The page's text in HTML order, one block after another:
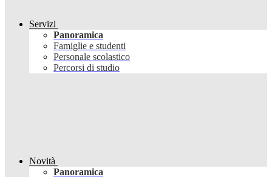
Servizi
Panoramica
Famiglie e studenti
Personale scolastico
Percorsi di studio
Novità
Panoramica